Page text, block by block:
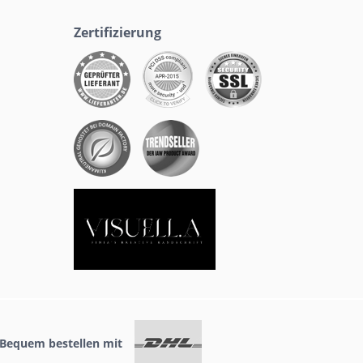
Zertifizierung
Bequem bestellen mit